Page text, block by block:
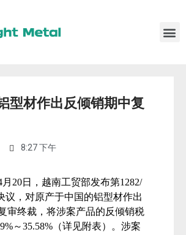
型材作出反倾销期中复
8:27 下午
月 20日，越南工贸部发布第1282/
议，对原产于中国的铝型材作出
审终裁，将涉案产品的反倾销税
～35.58% （详见附表）。涉案